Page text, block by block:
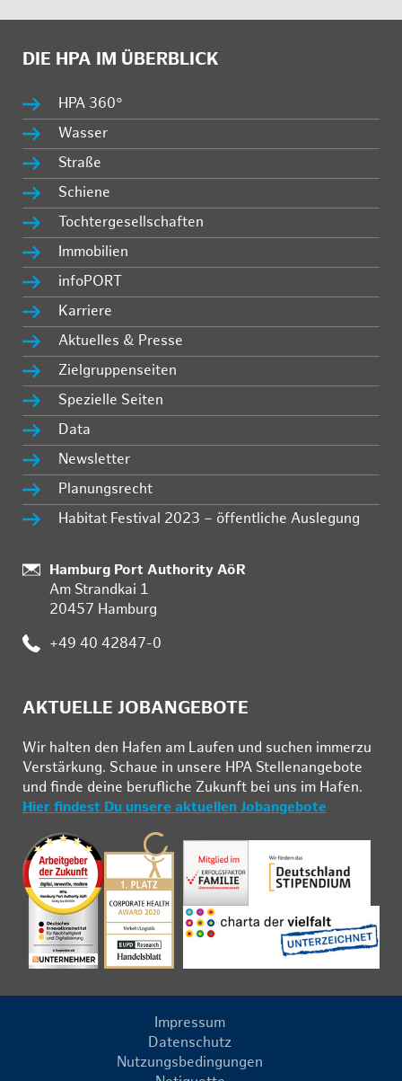
DIE HPA IM ÜBERBLICK
HPA 360°
Wasser
Straße
Schiene
Tochtergesellschaften
Immobilien
infoPORT
Karriere
Aktuelles & Presse
Zielgruppenseiten
Spezielle Seiten
Data
Newsletter
Planungsrecht
Habitat Festival 2023 – öffentliche Auslegung
Standort:
Hamburg Port Authority AöR
Am Strandkai 1
20457 Hamburg
Telefon:
+49 40 42847-0
AKTUELLE JOBANGEBOTE
Wir hal­ten den Ha­fen am Lau­fen und su­chen im­mer­zu
Ver­stär­kung. Schau­e in un­se­re HPA Stel­len­an­ge­bo­te
und fin­de deine be­ruf­li­che Zu­kunft bei uns im Ha­fen.
Hier findest Du unsere aktuellen Jobangebote
Impressum
Datenschutz
Nutzungsbedingungen